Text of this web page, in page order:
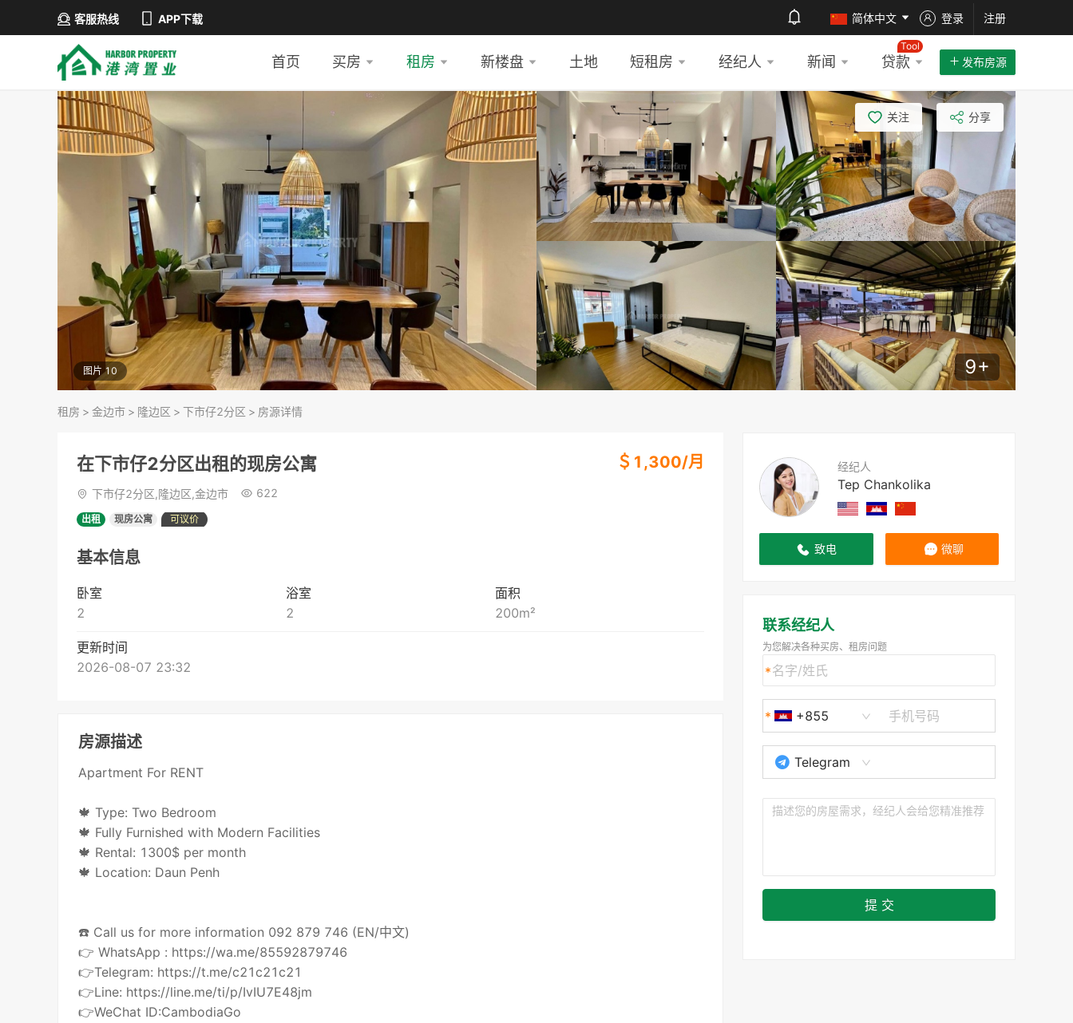
客服热线 APP下载 简体中文 登录 注册
首页 买房 租房 新楼盘 土地 短租房 经纪人 新闻 贷款
Tool
发布房源
图片 10 9+
关注 分享
租房 > 金边市 > 隆边区 > 下市仔2分区 > 房源详情
经纪人
Tep Chankolika
致电 微聊
联系经纪人
为您解决各种买房、租房问题
+855
Telegram
提 交
在下市仔2分区出租的现房公寓 ＄ 1,300/月
下市仔2分区,隆边区,金边市 622
出租 现房公寓 可议价
基本信息
卧室
2
浴室
2
面积
200m²
更新时间
2026-08-07 23:32
房源描述
Apartment For RENT
🍁 Type: Two Bedroom
🍁 Fully Furnished with Modern Facilities
🍁 Rental: 1300$ per month
🍁 Location: Daun Penh
☎️ Call us for more information 092 879 746 (EN/中文)
👉 WhatsApp : https://wa.me/85592879746
👉Telegram: https://t.me/c21c21c21
👉Line: https://line.me/ti/p/IvIU7E48jm
👉WeChat ID:CambodiaGo